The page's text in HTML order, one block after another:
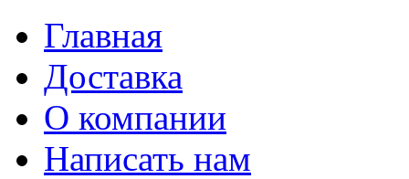
Главная
Доставка
О компании
Написать нам